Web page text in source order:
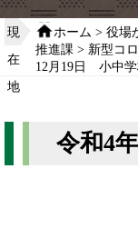
現
在
地
ホーム > 役場
推進課 > 新型コ
12月19日 小中学
令和4